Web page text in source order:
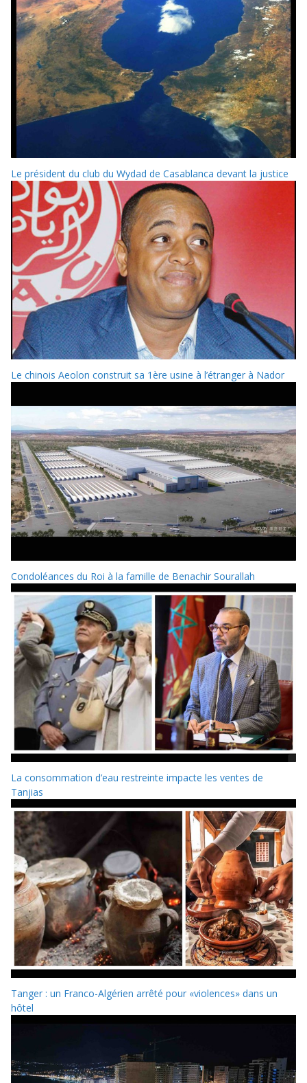
Le président du club du Wydad de Casablanca devant la justice
Le chinois Aeolon construit sa 1ère usine à l’étranger à Nador
Condoléances du Roi à la famille de Benachir Sourallah
La consommation d’eau restreinte impacte les ventes de
Tanjias
Tanger : un Franco-Algérien arrêté pour «violences» dans un
hôtel